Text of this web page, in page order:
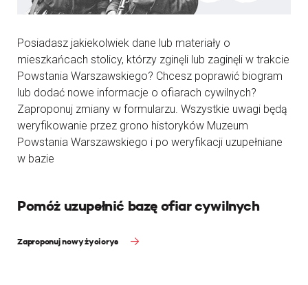
Posiadasz jakiekolwiek dane lub materiały o
mieszkańcach stolicy, którzy zginęli lub zaginęli w trakcie
Powstania Warszawskiego? Chcesz poprawić biogram
lub dodać nowe informacje o ofiarach cywilnych?
Zaproponuj zmiany w formularzu. Wszystkie uwagi będą
weryfikowanie przez grono historyków Muzeum
Powstania Warszawskiego i po weryfikacji uzupełniane
w bazie
Pomóż uzupełnić bazę ofiar cywilnych
Zaproponuj nowy życiorys